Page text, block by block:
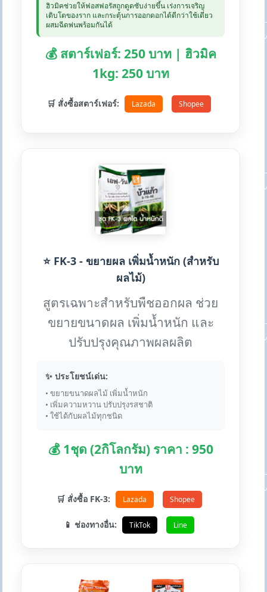
ฮิวมิคช่วยให้ฟอสฟอรัสถูกดูดซับง่ายขึ้น เร่งการเจริญ
เติบโตของราก และกระตุ้นการออกดอกได้ดีกว่าใช้เดี่ยว
ผสมฉีดพ่นพร้อมกันได้
💰 สตาร์เฟอร์: 250 บาท | ฮิวมิค
1kg: 250 บาท
🛒 สั่งซื้อสตาร์เฟอร์: Lazada Shopee
⭐ FK-3 - ขยายผล เพิ่มน้ำหนัก (สำหรับ
ผลไม้)
สูตรเฉพาะสำหรับพืชออกผล ช่วย
ขยายขนาดผล เพิ่มน้ำหนัก และ
ปรับปรุงคุณภาพผลผลิต
✨ ประโยชน์เด่น:
• ขยายขนาดผลไม้ เพิ่มน้ำหนัก
• เพิ่มความหวาน ปรับปรุงรสชาติ
• ใช้ได้กับผลไม้ทุกชนิด
💰 1ชุด (2กิโลกรัม) ราคา : 950
บาท
🛒 สั่งซื้อ FK-3: Lazada Shopee
📱 ช่องทางอื่น: TikTok Line